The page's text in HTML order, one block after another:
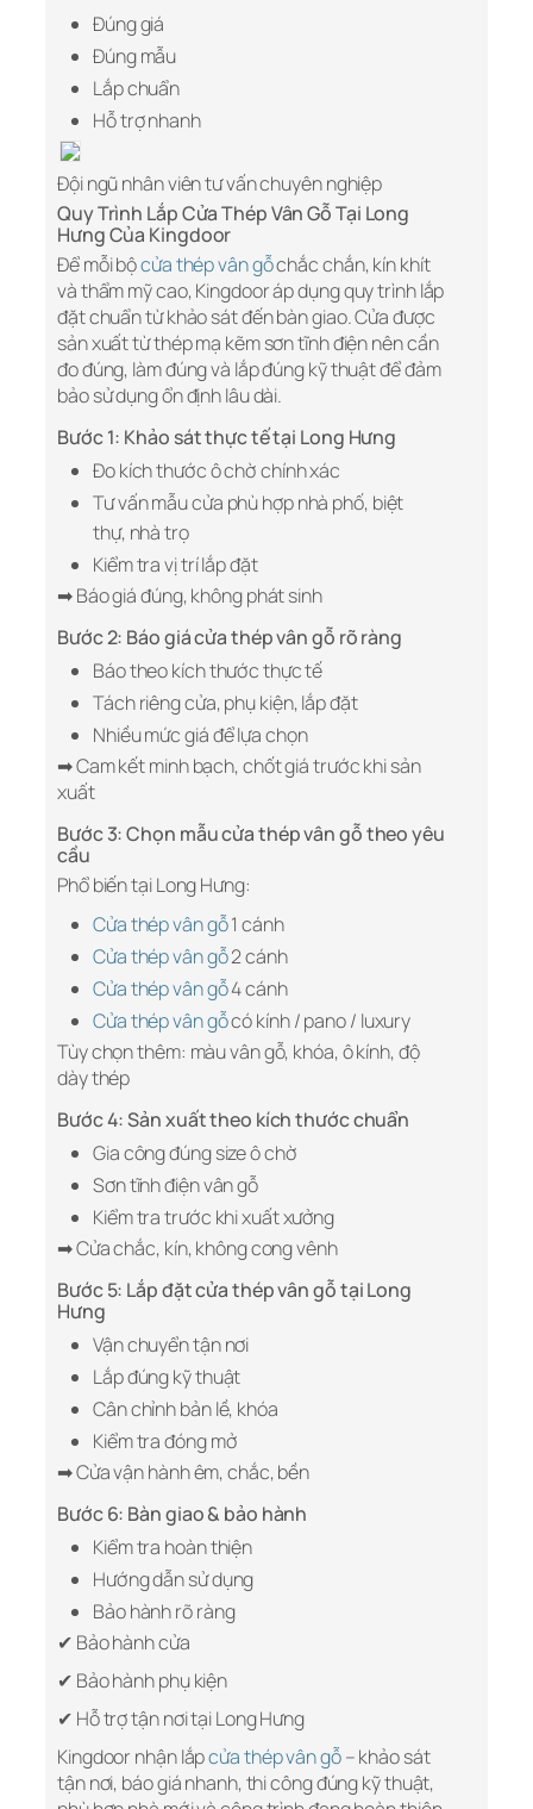
Đúng giá
Đúng mẫu
Lắp chuẩn
Hỗ trợ nhanh
Đội ngũ nhân viên tư vấn chuyên nghiệp
Quy Trình Lắp Cửa Thép Vân Gỗ Tại Long
Hưng Của Kingdoor
Để mỗi bộcửa thép vân gỗchắc chắn, kín khít
và thẩm mỹ cao, Kingdoor áp dụng quy trình lắp
đặt chuẩn từ khảo sát đến bàn giao. Cửa được
sản xuất từ thép mạ kẽm sơn tĩnh điện nên cần
đo đúng, làm đúng và lắp đúng kỹ thuật để đảm
bảo sử dụng ổn định lâu dài.
Bước 1: Khảo sát thực tế tại Long Hưng
Đo kích thước ô chờ chính xác
Tư vấn mẫu cửa phù hợp nhà phố, biệt
thự, nhà trọ
Kiểm tra vị trí lắp đặt
➡ Báo giá đúng, không phát sinh
Bước 2: Báo giá cửa thép vân gỗ rõ ràng
Báo theo kích thước thực tế
Tách riêng cửa, phụ kiện, lắp đặt
Nhiều mức giá để lựa chọn
➡ Cam kết minh bạch, chốt giá trước khi sản
xuất
Bước 3: Chọn mẫu cửa thép vân gỗ theo yêu
cầu
Phổ biến tại Long Hưng:
Cửa thép vân gỗ1 cánh
Cửa thép vân gỗ2 cánh
Cửa thép vân gỗ4 cánh
Cửa thép vân gỗcó kính / pano / luxury
Tùy chọn thêm: màu vân gỗ, khóa, ô kính, độ
dày thép
Bước 4: Sản xuất theo kích thước chuẩn
Gia công đúng size ô chờ
Sơn tĩnh điện vân gỗ
Kiểm tra trước khi xuất xưởng
➡ Cửa chắc, kín, không cong vênh
Bước 5: Lắp đặt cửa thép vân gỗ tại Long
Hưng
Vận chuyển tận nơi
Lắp đúng kỹ thuật
Cân chỉnh bản lề, khóa
Kiểm tra đóng mở
➡ Cửa vận hành êm, chắc, bền
Bước 6: Bàn giao & bảo hành
Kiểm tra hoàn thiện
Hướng dẫn sử dụng
Bảo hành rõ ràng
✔ Bảo hành cửa
✔ Bảo hành phụ kiện
✔ Hỗ trợ tận nơi tại Long Hưng
Kingdoor nhận lắpcửa thép vân gỗ– khảo sát
tận nơi, báo giá nhanh, thi công đúng kỹ thuật,